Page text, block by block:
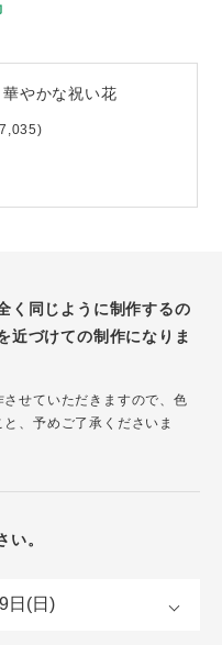
やかな祝い花
く同じように制作するの
近づけての制作になりま
せていただきますので、色
、予めご了承くださいま
い。